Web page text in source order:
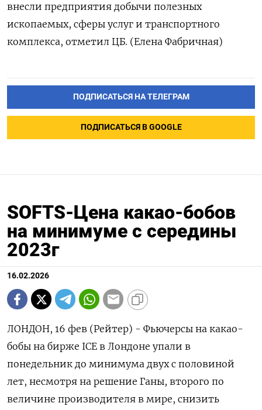
внесли ​предприятия добычи ⁠полезных
ископаемых, сферы ‌услуг ‌и транспортного
комплекса, отметил ​ЦБ. (Елена ‌Фабричная)
ПОДПИСАТЬСЯ НА ТЕЛЕГРАМ
ПОДПИСАТЬСЯ В GOOGLE
SOFTS-Цена какао-бобов
на минимуме с середины
2023г
16.02.2026
ЛОНДОН, 16 фев (Рейтер) - Фьючерсы на какао-
бобы на бирже ‌ICE в Лондоне упали в
понедельник до минимума двух с половиной ​
лет, несмотря ​на ​решение Ганы, второго ⁠по
величине производителя ‌в мире, ‌снизить